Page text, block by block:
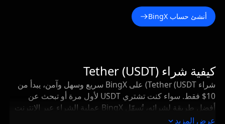
أنشئ حساب BingX
كيفية شراء Tether (USDT)
شراء Tether (USDT) على BingX سريع وسهل وآمن، يبدأ من
10$ فقط. سواء كنت تشتري USDT لأول مرة أو تبحث عن
أفضل طريقة لشرائه، تُسهّل BingX عملية الشراء عبر الإنترنت
عرض المزيد